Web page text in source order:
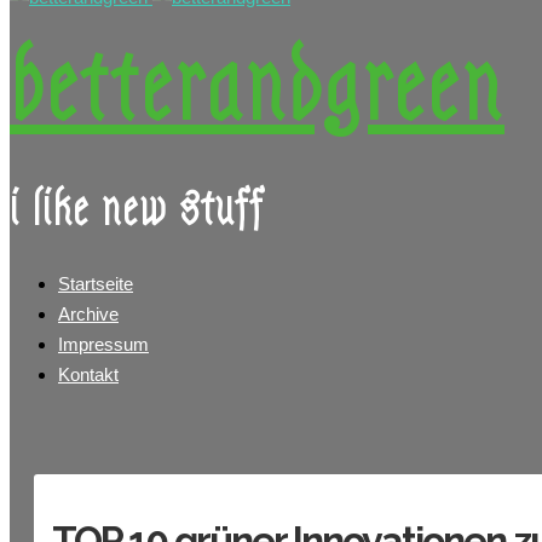
betterandgreen
i like new stuff
Startseite
Archive
Impressum
Kontakt